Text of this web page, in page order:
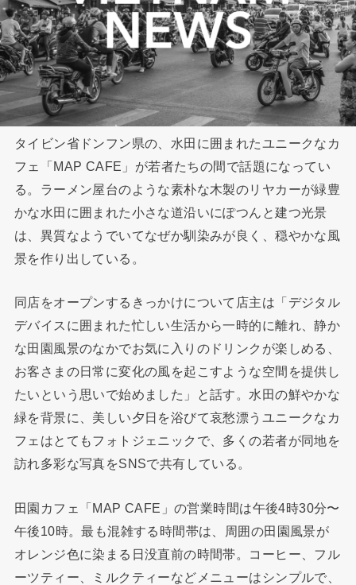
タイビン省ドンフン県の、水田に囲まれたユニークなカ
フェ「MAP CAFE」が若者たちの間で話題になってい
る。ラーメン屋台のような素朴な木製のリヤカーが緑豊
かな水田に囲まれた小さな道沿いにぽつんと建つ光景
は、異質なようでいてなぜか馴染みが良く、穏やかな風
景を作り出している。
同店をオープンするきっかけについて店主は「デジタル
デバイスに囲まれた忙しい生活から一時的に離れ、静か
な田園風景のなかでお気に入りのドリンクが楽しめる、
お客さまの日常に変化の風を起こすような空間を提供し
たいという思いで始めました」と話す。水田の鮮やかな
緑を背景に、美しい夕日を浴びて哀愁漂うユニークなカ
フェはとてもフォトジェニックで、多くの若者が同地を
訪れ多彩な写真をSNSで共有している。
田園カフェ「MAP CAFE」の営業時間は午後4時30分〜
午後10時。最も混雑する時間帯は、周囲の田園風景が
オレンジ色に染まる日没直前の時間帯。コーヒー、フル
ーツティー、ミルクティーなどメニューはシンプルで、